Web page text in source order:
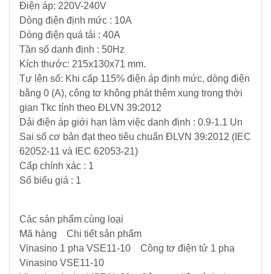
pháp
Bơm
&
Năng
lượng
Trời
Điện áp: 220V-240V
Dòng điện định mức : 10A
Dòng điện quá tải : 40A
Tần số danh định : 50Hz
​Kích thước: 215x130x71 mm.
Tự lên số: Khi cấp 115% điện áp định mức, dòng điện
bằng 0 (A), công tơ không phát thêm xung trong thời
gian Tkc tính theo ĐLVN 39:2012
Dải điện áp giới hạn làm việc danh định : 0.9-1.1 Un
Sai số cơ bản đạt theo tiêu chuẩn ĐLVN 39:2012 (IEC
62052-11 và IEC 62053-21)
Cấp chính xác : 1
Số biểu giá : 1
Các sản phẩm cùng loại
Mã hàng Chi tiết sản phẩm
Vinasino 1 pha VSE11-10 Công tơ điện tử 1 pha
Vinasino VSE11-10